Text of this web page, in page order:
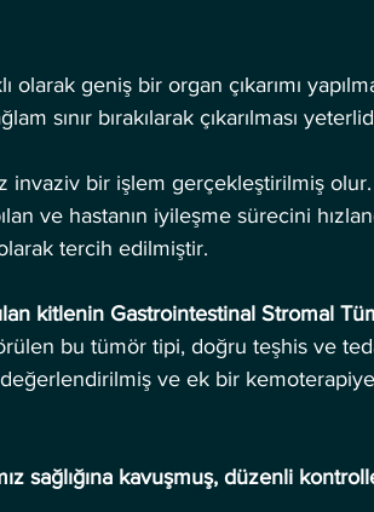
geniş bir organ çıkarımı
sınır bırakılarak çıkarılması
invaziv bir işlem gerçekleştirilmiş olur.
ve hastanın iyileşme sürecini
tercih edilmiştir.
kitlenin Gastrointestinal Stromal
bu tümör tipi, doğru teşhis ve
ve ek bir
sağlığına kavuşmuş, düzenli